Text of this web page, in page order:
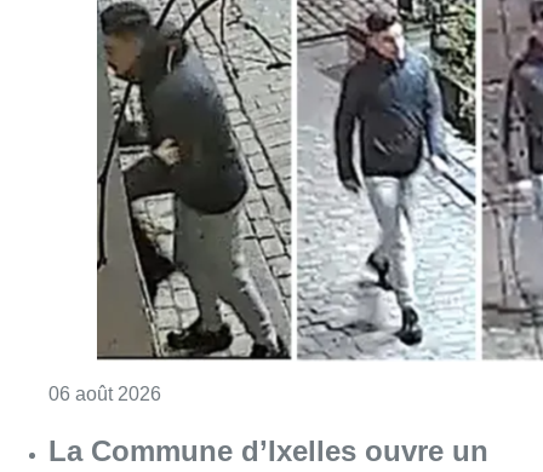
06 août 2026
La Commune d’Ixelles ouvre un